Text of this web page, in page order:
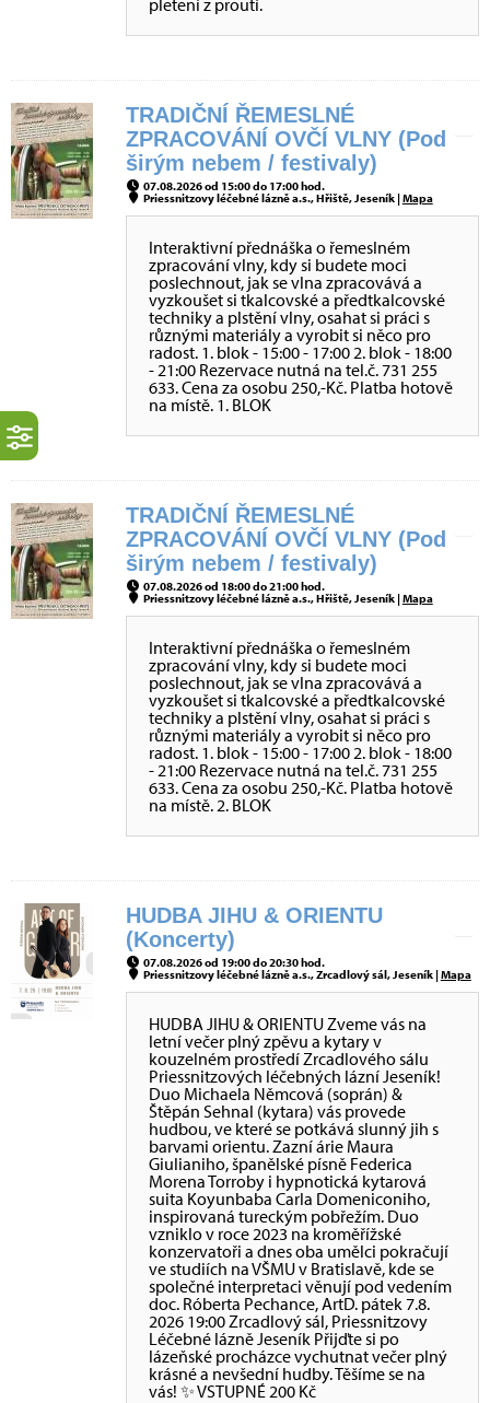
pletení z proutí.
TRADIČNÍ ŘEMESLNÉ
ZPRACOVÁNÍ OVČÍ VLNY (Pod
širým nebem / festivaly)
07.08.2026 od 15:00 do 17:00 hod.
Priessnitzovy léčebné lázně a.s., Hřiště, Jeseník |Mapa
Interaktivní přednáška o řemeslném
zpracování vlny, kdy si budete moci
poslechnout, jak se vlna zpracovává a
vyzkoušet si tkalcovské a předtkalcovské
techniky a plstění vlny, osahat si práci s
různými materiály a vyrobit si něco pro
radost. 1. blok - 15:00 - 17:00 2. blok - 18:00
- 21:00 Rezervace nutná na tel.č. 731 255
633. Cena za osobu 250,-Kč. Platba hotově
na místě. 1. BLOK
TRADIČNÍ ŘEMESLNÉ
ZPRACOVÁNÍ OVČÍ VLNY (Pod
širým nebem / festivaly)
07.08.2026 od 18:00 do 21:00 hod.
Priessnitzovy léčebné lázně a.s., Hřiště, Jeseník |Mapa
Interaktivní přednáška o řemeslném
zpracování vlny, kdy si budete moci
poslechnout, jak se vlna zpracovává a
vyzkoušet si tkalcovské a předtkalcovské
techniky a plstění vlny, osahat si práci s
různými materiály a vyrobit si něco pro
radost. 1. blok - 15:00 - 17:00 2. blok - 18:00
- 21:00 Rezervace nutná na tel.č. 731 255
633. Cena za osobu 250,-Kč. Platba hotově
na místě. 2. BLOK
HUDBA JIHU & ORIENTU
(Koncerty)
07.08.2026 od 19:00 do 20:30 hod.
Priessnitzovy léčebné lázně a.s., Zrcadlový sál, Jeseník |Mapa
HUDBA JIHU & ORIENTU Zveme vás na
letní večer plný zpěvu a kytary v
kouzelném prostředí Zrcadlového sálu
Priessnitzových léčebných lázní Jeseník!
Duo Michaela Němcová (soprán) &
Štěpán Sehnal (kytara) vás provede
hudbou, ve které se potkává slunný jih s
barvami orientu. Zazní árie Maura
Giulianiho, španělské písně Federica
Morena Torroby i hypnotická kytarová
suita Koyunbaba Carla Domeniconiho,
inspirovaná tureckým pobřežím. Duo
vzniklo v roce 2023 na kroměřížské
konzervatoři a dnes oba umělci pokračují
ve studiích na VŠMU v Bratislavě, kde se
společné interpretaci věnují pod vedením
doc. Róberta Pechance, ArtD. pátek 7.8.
2026 19:00 Zrcadlový sál, Priessnitzovy
Léčebné lázně Jeseník Přijďte si po
lázeňské procházce vychutnat večer plný
krásné a nevšední hudby. Těšíme se na
vás! ✨ VSTUPNÉ 200 Kč